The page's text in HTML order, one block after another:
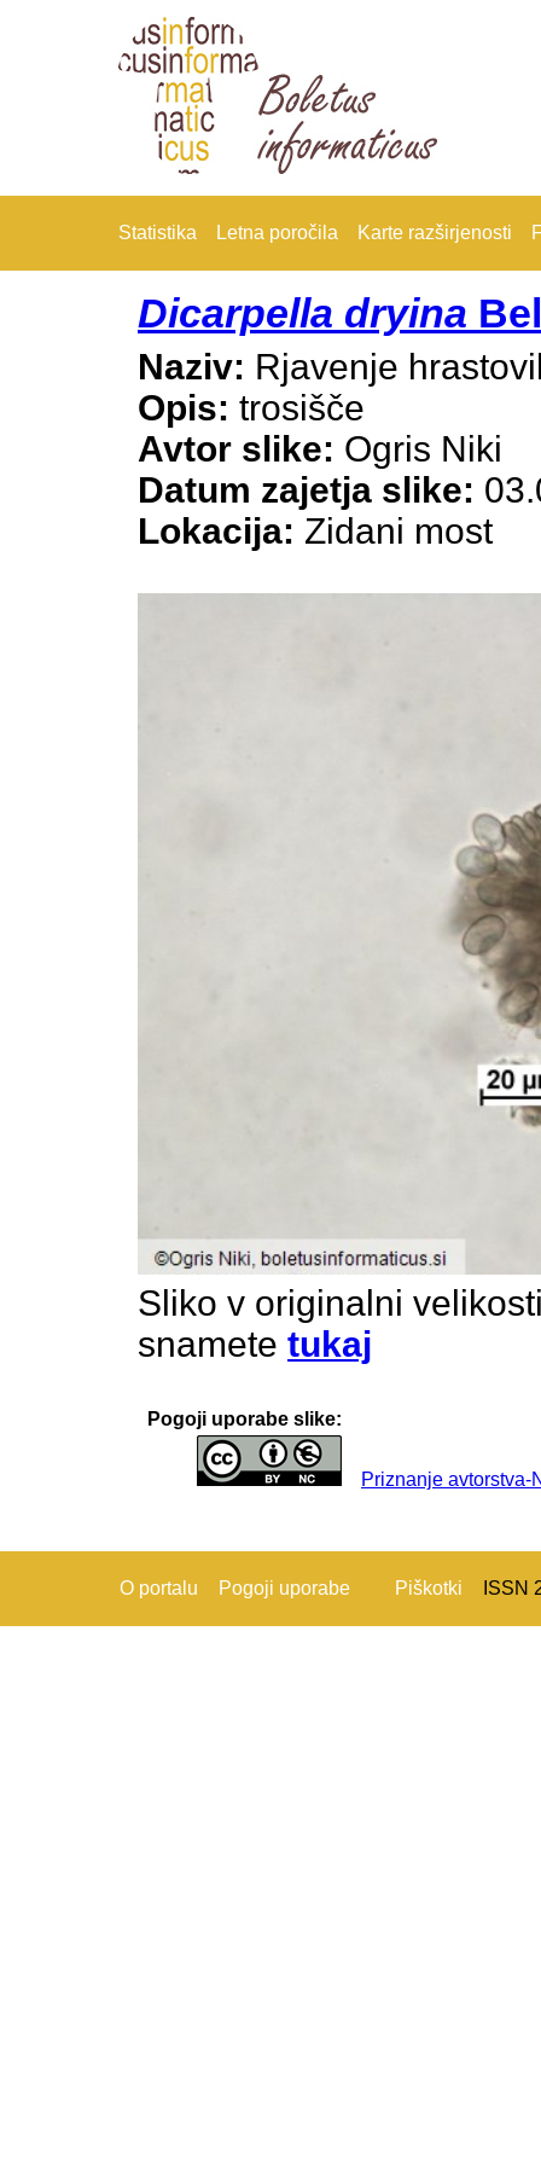
Statistika Letna poročila Karte razširjenosti
Dicarpella dryina
Naziv: Rjavenje
Opis: trosišče
Avtor slike: Ogris Niki
Datum zajetja slike:
Lokacija: Zidani most
Sliko v originalni
snamete tukaj
Pogoji uporabe slike:
Priznanje avtorstva-
O portalu Pogoji uporabe Piškotki ISSN